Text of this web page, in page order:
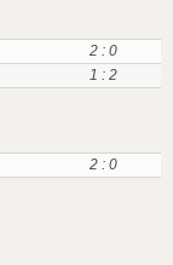
2 : 0
1 : 2
2 : 0